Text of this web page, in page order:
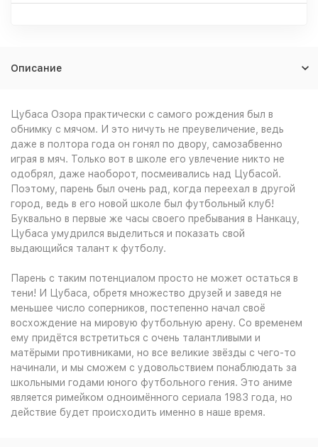
Описание
Цубаса Озора практически с самого рождения был в
обнимку с мячом. И это ничуть не преувеличение, ведь
даже в полтора года он гонял по двору, самозабвенно
играя в мяч. Только вот в школе его увлечение никто не
одобрял, даже наоборот, посмеивались над Цубасой.
Поэтому, парень был очень рад, когда переехал в другой
город, ведь в его новой школе был футбольный клуб!
Буквально в первые же часы своего пребывания в Нанкацу,
Цубаса умудрился выделиться и показать свой
выдающийся талант к футболу.
Парень с таким потенциалом просто не может остаться в
тени! И Цубаса, обретя множество друзей и заведя не
меньшее число соперников, постепенно начал своё
восхождение на мировую футбольную арену. Со временем
ему придётся встретиться с очень талантливыми и
матёрыми противниками, но все великие звёзды с чего-то
начинали, и мы сможем с удовольствием понаблюдать за
школьными годами юного футбольного гения. Это аниме
является римейком одноимённого сериала 1983 года, но
действие будет происходить именно в наше время.